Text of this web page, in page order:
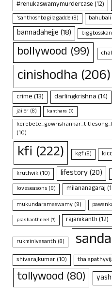
#renukaswamymurdercase(12)
'santhoshbagilagadde (8) bahubali
bannadahejje(18)
bollywood (99)
cinishodha (206)
crime(13) darlingkrishna(14)
jailer (8) kanthara (7)
(10)
kfi (222) kgf(8)
kruthvik(10) lifestory(20)
loveseasons (9) milananagaraj
mukundaramaswamy (9)
prashanthneel (7) rajanikanth(12)
rukminivasanth (8)
shivarajkumar(10)
tollywood (80) yash